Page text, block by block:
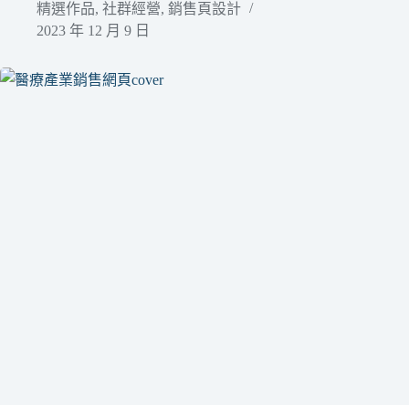
精選作品, 社群經營, 銷售頁設計
2023 年 12 月 9 日